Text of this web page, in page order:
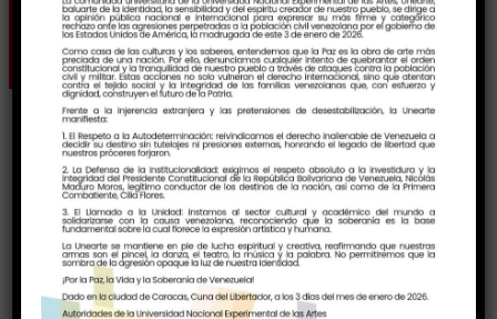
ProducciónIntelectual